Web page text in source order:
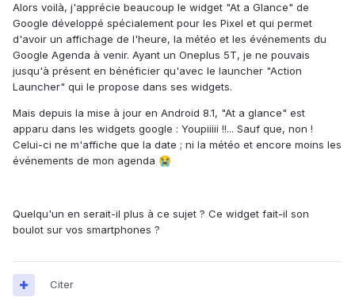
Alors voilà, j'apprécie beaucoup le widget "At a Glance" de
Google développé spécialement pour les Pixel et qui permet
d'avoir un affichage de l'heure, la météo et les événements du
Google Agenda à venir. Ayant un Oneplus 5T, je ne pouvais
jusqu'à présent en bénéficier qu'avec le launcher "Action
Launcher" qui le propose dans ses widgets.
Mais depuis la mise à jour en Android 8.1, "At a glance" est
apparu dans les widgets google : Youpiiiii !!... Sauf que, non !
Celui-ci ne m'affiche que la date ; ni la météo et encore moins les
événements de mon agenda 😭
Quelqu'un en serait-il plus à ce sujet ? Ce widget fait-il son
boulot sur vos smartphones ?
Citer